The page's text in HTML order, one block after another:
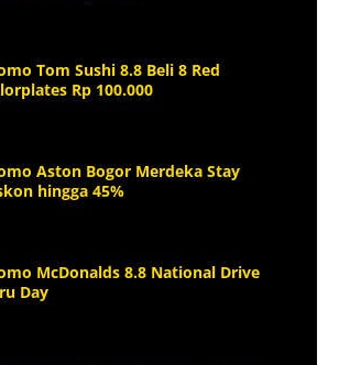
Tom Sushi 8.8 Beli 8 Red
Rp 100.000
Aston Bogor Merdeka Stay
hingga 45%
McDonalds 8.8 National Drive
Day